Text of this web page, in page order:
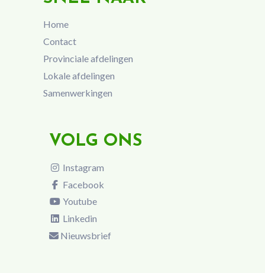
Home
Contact
Provinciale afdelingen
Lokale afdelingen
Samenwerkingen
VOLG ONS
Instagram
Facebook
Youtube
Linkedin
Nieuwsbrief